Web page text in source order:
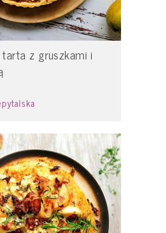
z gruszkami i